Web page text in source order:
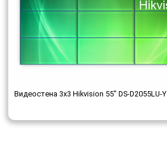
Видеостена 3x3 Hikvision 55" DS-D2055LU-Y